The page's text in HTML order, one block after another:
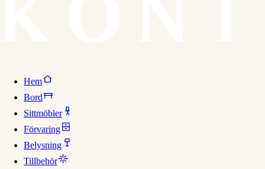
Hem
Bord
Sittmöbler
Förvaring
Belysning
Tillbehör